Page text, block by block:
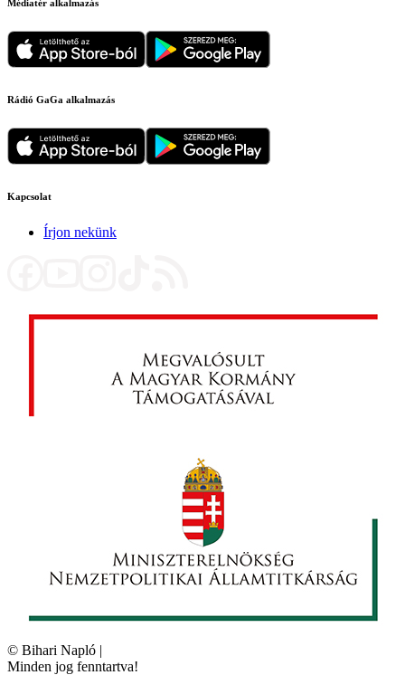
Médiatér alkalmazás
Rádió GaGa alkalmazás
Kapcsolat
Írjon nekünk
© Bihari Napló |
Minden jog fenntartva!